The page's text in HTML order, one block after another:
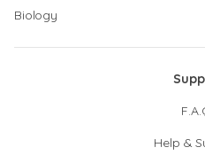
Biology
Help &